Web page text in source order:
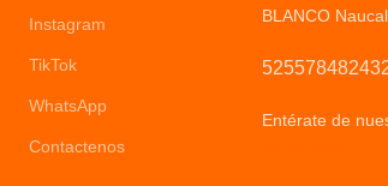
Instagram
TikTok
WhatsApp
Contactenos
BLANCO
Entérate de